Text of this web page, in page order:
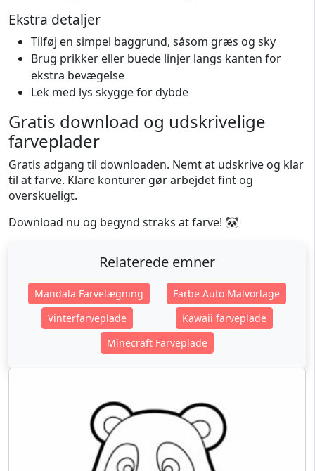
Ekstra detaljer
Tilføj en simpel baggrund, såsom græs og sky
Brug prikker eller buede linjer langs kanten for
ekstra bevægelse
Lek med lys skygge for dybde
Gratis download og udskrivelige
farveplader
Gratis adgang til downloaden. Nemt at udskrive og klar
til at farve. Klare konturer gør arbejdet fint og
overskueligt.
Download nu og begynd straks at farve! 🐼
Relaterede emner
Mandala Farvelægning
Farbe Auto Malvorlage
Vinterfarveplade
Kawaii farveplade
Minecraft Farveplade